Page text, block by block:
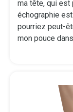
ma tête, qui est
échographie
pourriez peut-
mon pouce